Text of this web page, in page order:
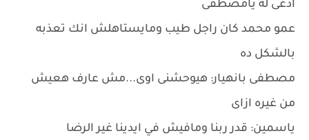
ادعى له يامصطفى
عمو محمد كان راجل طيب ومايستاهلش انك تعذبه
بالشكل ده
مصطفى بانهيار: هيوحشنى اوى...مش عارف هعيش
من غيره ازاى
ياسمين: قدر ربنا ومافيش في ايدينا غير الرضا